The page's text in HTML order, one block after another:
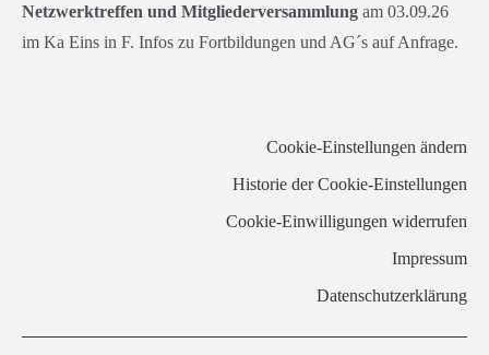
Netzwerktreffen und Mitgliederversammlungam 03.09.26
im Ka Eins in F. Infos zu Fortbildungen und AG´s auf Anfrage.
Cookie-Einstellungen ändern
Historie der Cookie-Einstellungen
Cookie-Einwilligungen widerrufen
Impressum
Datenschutzerklärung